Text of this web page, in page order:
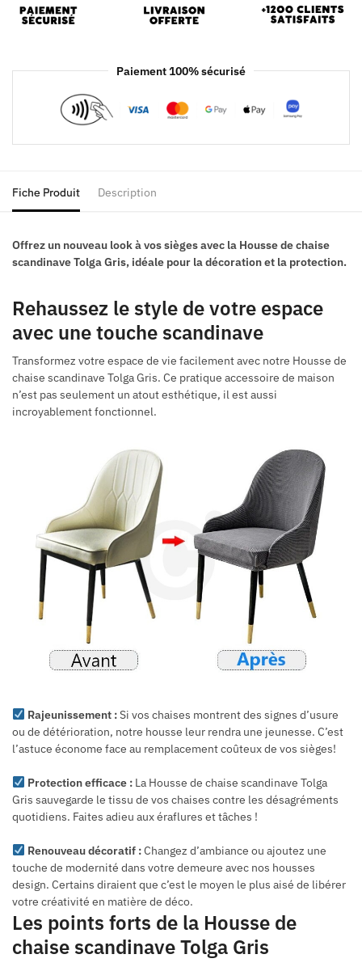
Paiement 100% sécurisé
Fiche Produit Description
Offrez un nouveau look à vos sièges avec la Housse de chaise
scandinave Tolga Gris, idéale pour la décoration et la protection.
Rehaussez le style de votre espace
avec une touche scandinave
Transformez votre espace de vie facilement avec notre Housse de
chaise scandinave Tolga Gris. Ce pratique accessoire de maison
n’est pas seulement un atout esthétique, il est aussi
incroyablement fonctionnel.
Rajeunissement :Si vos chaises montrent des signes d’usure
ou de détérioration, notre housse leur rendra une jeunesse. C’est
l’astuce économe face au remplacement coûteux de vos sièges!
Protection efficace :La Housse de chaise scandinave Tolga
Gris sauvegarde le tissu de vos chaises contre les désagréments
quotidiens. Faites adieu aux éraflures et tâches !
Renouveau décoratif :Changez d’ambiance ou ajoutez une
touche de modernité dans votre demeure avec nos housses
design. Certains diraient que c’est le moyen le plus aisé de libérer
votre créativité en matière de déco.
Les points forts de la Housse de
chaise scandinave Tolga Gris